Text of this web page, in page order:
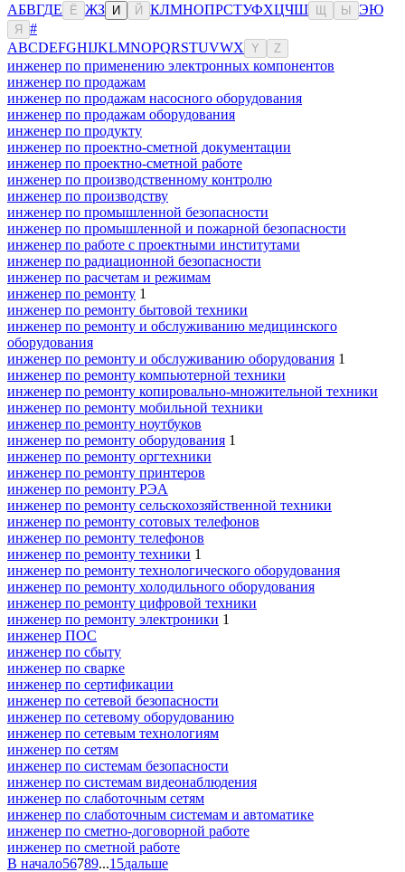
АБВГДЕ Ё ЖЗ И Й КЛМНОПРСТУФХЦЧШ Ы ЭЮ
Я
#
ABCDEFGHIJKLMNOPQRSTUVWX Y Z
инженер по применению электронных компонентов
инженер по продажам
инженер по продажам насосного оборудования
инженер по продажам оборудования
инженер по продукту
инженер по проектно-сметной документации
инженер по проектно-сметной работе
инженер по производственному контролю
инженер по производству
инженер по промышленной безопасности
инженер по промышленной и пожарной безопасности
инженер по работе с проектными институтами
инженер по радиационной безопасности
инженер по расчетам и режимам
инженер по ремонту 1
инженер по ремонту бытовой техники
инженер по ремонту и обслуживанию медицинского
оборудования
инженер по ремонту и обслуживанию оборудования 1
инженер по ремонту компьютерной техники
инженер по ремонту копировально-множительной техники
инженер по ремонту мобильной техники
инженер по ремонту ноутбуков
инженер по ремонту оборудования 1
инженер по ремонту оргтехники
инженер по ремонту принтеров
инженер по ремонту РЭА
инженер по ремонту сельскохозяйственной техники
инженер по ремонту сотовых телефонов
инженер по ремонту телефонов
инженер по ремонту техники 1
инженер по ремонту технологического оборудования
инженер по ремонту холодильного оборудования
инженер по ремонту цифровой техники
инженер по ремонту электроники 1
инженер ПОС
инженер по сбыту
инженер по сварке
инженер по сертификации
инженер по сетевой безопасности
инженер по сетевому оборудованию
инженер по сетевым технологиям
инженер по сетям
инженер по системам безопасности
инженер по системам видеонаблюдения
инженер по слаботочным сетям
инженер по слаботочным системам и автоматике
инженер по сметно-договорной работе
инженер по сметной работе
В начало56789...15дальше